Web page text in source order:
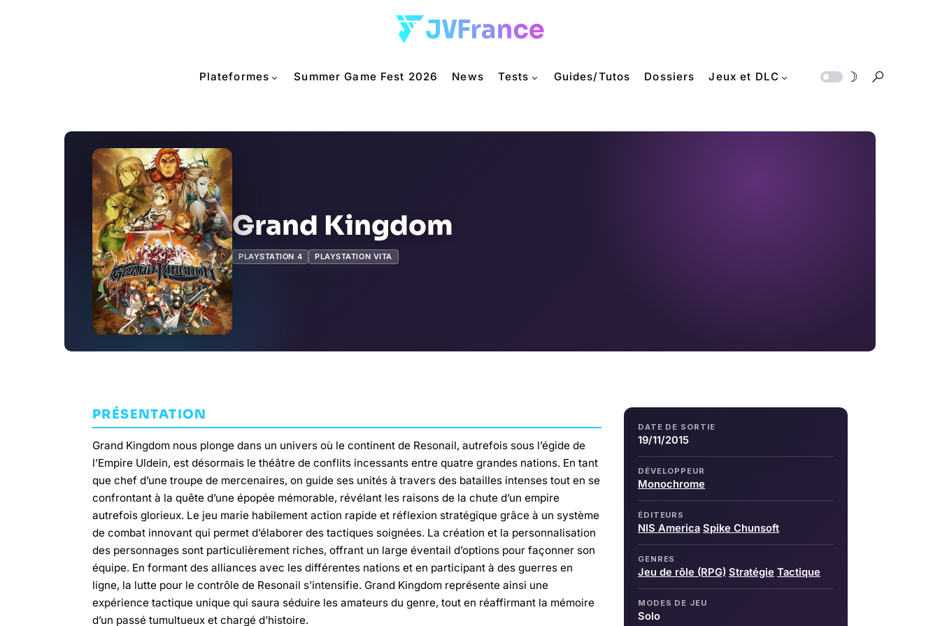
Plateformes Summer Game Fest 2026 News Tests Guides/Tutos Dossiers Jeux et DLC
Grand Kingdom
PLAYSTATION 4 PLAYSTATION VITA
PRÉSENTATION
Grand Kingdom nous plonge dans un univers où le continent de Resonail, autrefois sous l’égide de
l’Empire Uldein, est désormais le théâtre de conflits incessants entre quatre grandes nations. En tant
que chef d’une troupe de mercenaires, on guide ses unités à travers des batailles intenses tout en se
confrontant à la quête d’une épopée mémorable, révélant les raisons de la chute d’un empire
autrefois glorieux. Le jeu marie habilement action rapide et réflexion stratégique grâce à un système
de combat innovant qui permet d’élaborer des tactiques soignées. La création et la personnalisation
des personnages sont particulièrement riches, offrant un large éventail d’options pour façonner son
équipe. En formant des alliances avec les différentes nations et en participant à des guerres en
ligne, la lutte pour le contrôle de Resonail s’intensifie. Grand Kingdom représente ainsi une
expérience tactique unique qui saura séduire les amateurs du genre, tout en réaffirmant la mémoire
d’un passé tumultueux et chargé d’histoire.
DATE DE SORTIE
19/11/2015
DÉVELOPPEUR
Monochrome
ÉDITEURS
NIS America Spike Chunsoft
GENRES
Jeu de rôle (RPG) Stratégie Tactique
MODES DE JEU
Solo